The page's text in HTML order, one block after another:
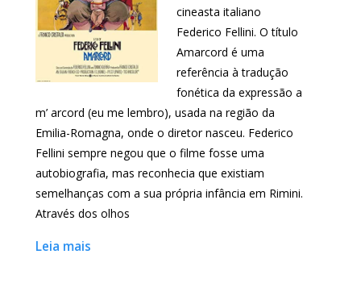
cineasta italiano
Federico Fellini. O título
Amarcord é uma
referência à tradução
fonética da expressão a
m’ arcord (eu me lembro), usada na região da
Emilia-Romagna, onde o diretor nasceu. Federico
Fellini sempre negou que o filme fosse uma
autobiografia, mas reconhecia que existiam
semelhanças com a sua própria infância em Rimini.
Através dos olhos
Leia mais